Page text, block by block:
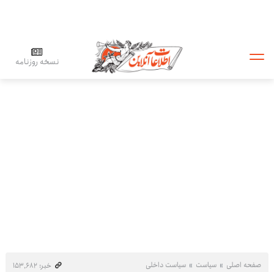
نسخه روزنامه
صفحه اصلی سیاست سیاست داخلی
خبر: ۱۵۳٬۶۸۲